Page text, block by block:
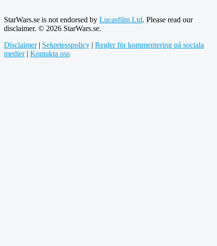
StarWars.se is not endorsed by Lucasfilm Ltd. Please read our
disclaimer. © 2026 StarWars.se.
Disclaimer| Sekretesspolicy | Regler för kommentering på sociala
medier| Kontakta oss